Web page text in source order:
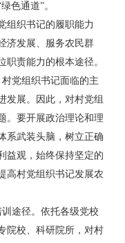
色通道”。
织书记的履职能力
发展、服务农民群
职责能力的根本途径。
党组织书记面临的主
发展。因此，对村党组
。要开展政治理论和理
系武装头脑，树立正确
益观，始终保持坚定的
高村党组织书记发展农
途径。依托各级党校
院校、科研院所，对村